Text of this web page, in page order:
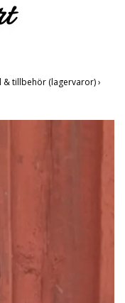
& tillbehör (lagervaror)›